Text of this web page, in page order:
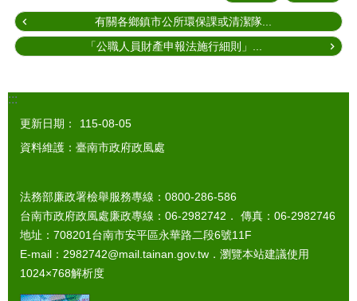
有關各鄉鎮市公所環保課或清潔隊...
「公職人員財產申報法施行細則」...
:::
更新日期：
115-08-05
資料維護：臺南市政府政風處
法務部廉政署檢舉服務專線：0800-286-586
台南市政府政風處廉政專線：06-2982742． 傳真：06-2982746
地址：708201台南市安平區永華路二段6號11F
E-mail：2982742@mail.tainan.gov.tw．瀏覽本站建議使用
1024×768解析度